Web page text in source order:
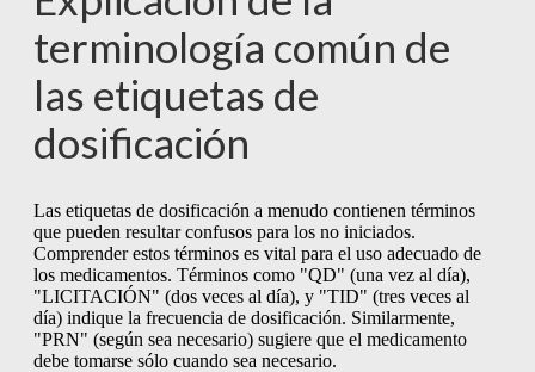
terminología común de
las etiquetas de
dosificación
Las etiquetas de dosificación a menudo contienen términos
que pueden resultar confusos para los no iniciados.
Comprender estos términos es vital para el uso adecuado de
los medicamentos. Términos como "QD" (una vez al día),
"LICITACIÓN" (dos veces al día), y "TID" (tres veces al
día) indique la frecuencia de dosificación. Similarmente,
"PRN" (según sea necesario) sugiere que el medicamento
debe tomarse sólo cuando sea necesario.